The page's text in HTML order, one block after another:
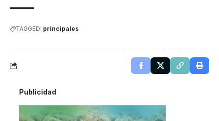
TAGGED: principales
Publicidad